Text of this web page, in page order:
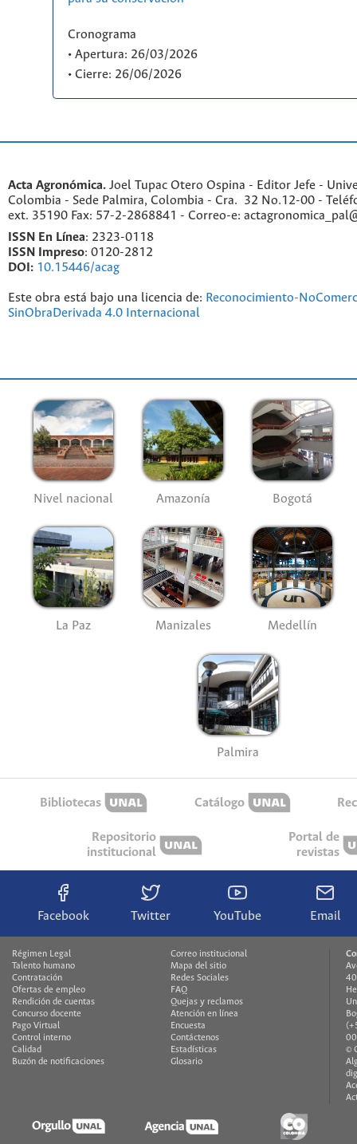
Cronograma
• Apertura: 26/03/2026
• Cierre: 26/06/2026
Acta Agronómica. Joel Tupac Otero Ospina - Editor Jefe -
Colombia - Sede Palmira, Colombia - Cra. 32 No.12-00 -
ext. 35190 Fax: 57-2-2868841 - Correo-e:
ISSN En Línea: 2323-0118
ISSN Impreso: 0120-2812
DOI: 10.15446/acag
Este obra está bajo una licencia de: Reconocimiento-
SinObraDerivada 4.0 Internacional
Nivel nacional Amazonía Bogotá
La Paz Manizales Medellín
Palmira
Bibliotecas Catálogo
Repositorio
institucional
Portal de
revistas
Facebook Twitter YouTube Email
Régimen Legal
Talento humano
Contratación
Ofertas de empleo
Rendición de cuentas
Concurso docente
Pago Virtual
Control interno
Calidad
Buzón de notificaciones
Correo institucional
Mapa del sitio
Redes Sociales
FAQ
Quejas y reclamos
Atención en línea
Encuesta
Contáctenos
Estadísticas
Glosario
©